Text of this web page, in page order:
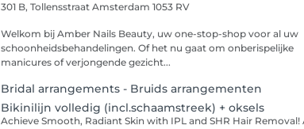
301 B, TollensstraatAmsterdam 1053 RV
Welkom bij Amber Nails Beauty, uw one-stop-shop voor al uw
schoonheidsbehandelingen. Of het nu gaat om onberispelijke
manicures of verjongende gezicht...
Bridal arrangements - Bruids arrangementen
Bikinilijn volledig (incl.schaamstreek) + oksels